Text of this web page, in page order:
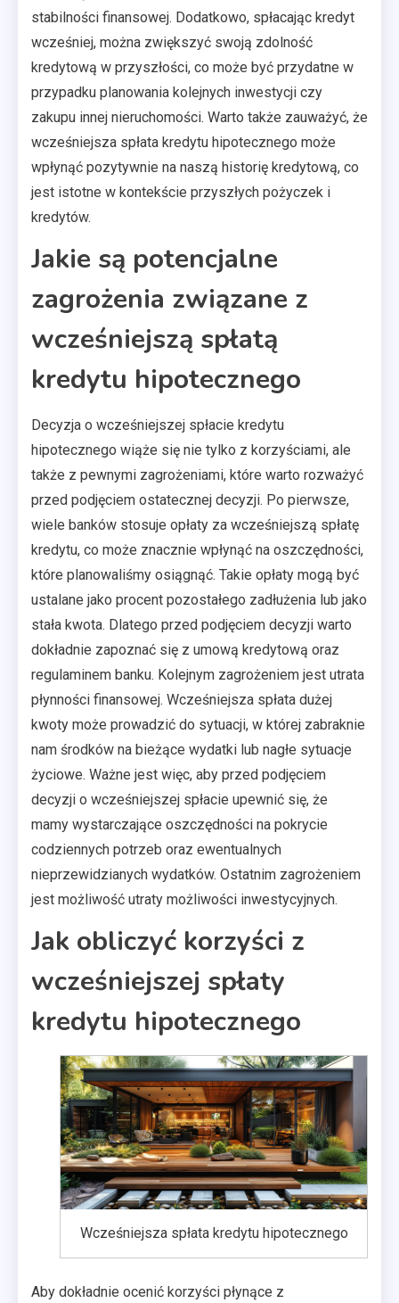
stabilności finansowej. Dodatkowo, spłacając kredyt
wcześniej, można zwiększyć swoją zdolność
kredytową w przyszłości, co może być przydatne w
przypadku planowania kolejnych inwestycji czy
zakupu innej nieruchomości. Warto także zauważyć, że
wcześniejsza spłata kredytu hipotecznego może
wpłynąć pozytywnie na naszą historię kredytową, co
jest istotne w kontekście przyszłych pożyczek i
kredytów.
Jakie są potencjalne
zagrożenia związane z
wcześniejszą spłatą
kredytu hipotecznego
Decyzja o wcześniejszej spłacie kredytu
hipotecznego wiąże się nie tylko z korzyściami, ale
także z pewnymi zagrożeniami, które warto rozważyć
przed podjęciem ostatecznej decyzji. Po pierwsze,
wiele banków stosuje opłaty za wcześniejszą spłatę
kredytu, co może znacznie wpłynąć na oszczędności,
które planowaliśmy osiągnąć. Takie opłaty mogą być
ustalane jako procent pozostałego zadłużenia lub jako
stała kwota. Dlatego przed podjęciem decyzji warto
dokładnie zapoznać się z umową kredytową oraz
regulaminem banku. Kolejnym zagrożeniem jest utrata
płynności finansowej. Wcześniejsza spłata dużej
kwoty może prowadzić do sytuacji, w której zabraknie
nam środków na bieżące wydatki lub nagłe sytuacje
życiowe. Ważne jest więc, aby przed podjęciem
decyzji o wcześniejszej spłacie upewnić się, że
mamy wystarczające oszczędności na pokrycie
codziennych potrzeb oraz ewentualnych
nieprzewidzianych wydatków. Ostatnim zagrożeniem
jest możliwość utraty możliwości inwestycyjnych.
Jak obliczyć korzyści z
wcześniejszej spłaty
kredytu hipotecznego
Wcześniejsza spłata kredytu hipotecznego
Aby dokładnie ocenić korzyści płynące z